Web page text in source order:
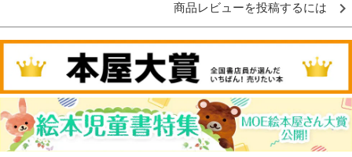
商品レビューを投稿するには